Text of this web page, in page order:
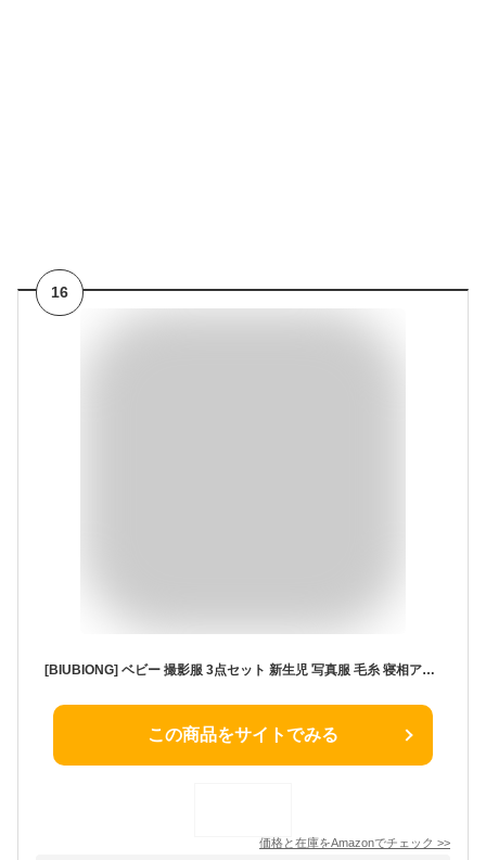
16
[BIUBIONG] ベビー 撮影服 3点セット 新生児 写真服 毛糸 寝相アート 可愛い うさぎコスチューム 赤ちゃん 誕生日記念 出産祝い
この商品をサイトでみる
価格と在庫をAmazonでチェック >>